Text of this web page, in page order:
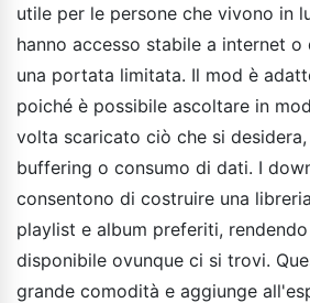
utile per le persone che vivono in
hanno accesso stabile a internet o
una portata limitata. Il mod è
poiché è possibile ascoltare in
volta scaricato ciò che si
buffering o consumo di dati. I
consentono di costruire una
playlist e album preferiti,
disponibile ovunque ci si trovi.
grande comodità e aggiunge